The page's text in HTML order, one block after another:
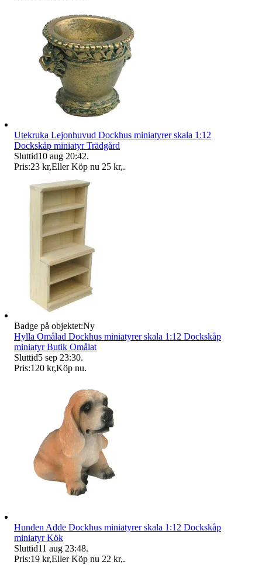
Utekruka Lejonhuvud Dockhus miniatyrer skala 1:12
Dockskåp miniatyr Trädgård
Sluttid10 aug 20:42.
Pris:23 kr,Eller Köp nu 25 kr,.
Badge på objektet:Ny
Hylla Omålad Dockhus miniatyrer skala 1:12 Dockskåp
miniatyr Butik Omålat
Sluttid5 sep 23:30.
Pris:120 kr,Köp nu.
Hunden Adde Dockhus miniatyrer skala 1:12 Dockskåp
miniatyr Kök
Sluttid11 aug 23:48.
Pris:19 kr,Eller Köp nu 22 kr,.